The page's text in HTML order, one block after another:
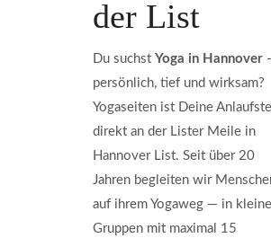
der List
Du suchst Yoga in Hannover
persönlich, tief und wirksam?
Yogaseiten ist Deine
direkt an der Lister Meile in
Hannover List. Seit über 20
Jahren begleiten wir
auf ihrem Yogaweg — in
Gruppen mit maximal 15